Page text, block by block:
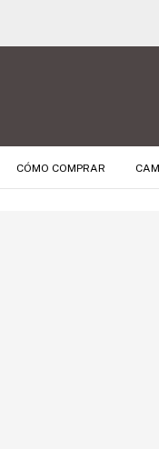
CÓMO COMPRAR